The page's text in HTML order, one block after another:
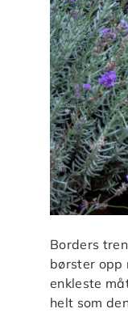
Borders
børster opp
enkleste
helt som